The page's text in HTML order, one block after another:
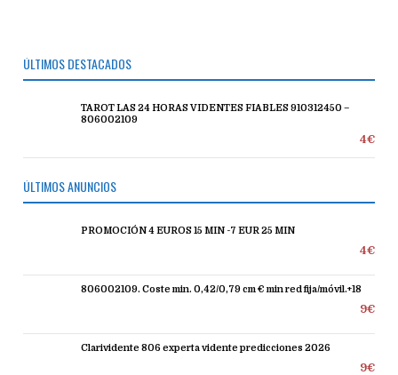
ÚLTIMOS DESTACADOS
TAROT LAS 24 HORAS VIDENTES FIABLES 910312450 –
806002109
4€
ÚLTIMOS ANUNCIOS
PROMOCIÓN 4 EUROS 15 MIN -7 EUR 25 MIN
4€
806002109. Coste min. 0,42/0,79 cm € min red fija/móvil.+18
9€
Clarividente 806 experta vidente predicciones 2026
9€